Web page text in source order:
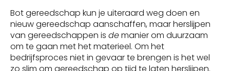
Bot gereedschap kun je uiteraard weg doen en
nieuw gereedschap aanschaffen, maar herslijpen
van gereedschappen is demanier om duurzaam
om te gaan met het materieel. Om het
bedrijfsproces niet in gevaar te brengen is het wel
zo slim om gereedschap op tijd te laten herslijpen.